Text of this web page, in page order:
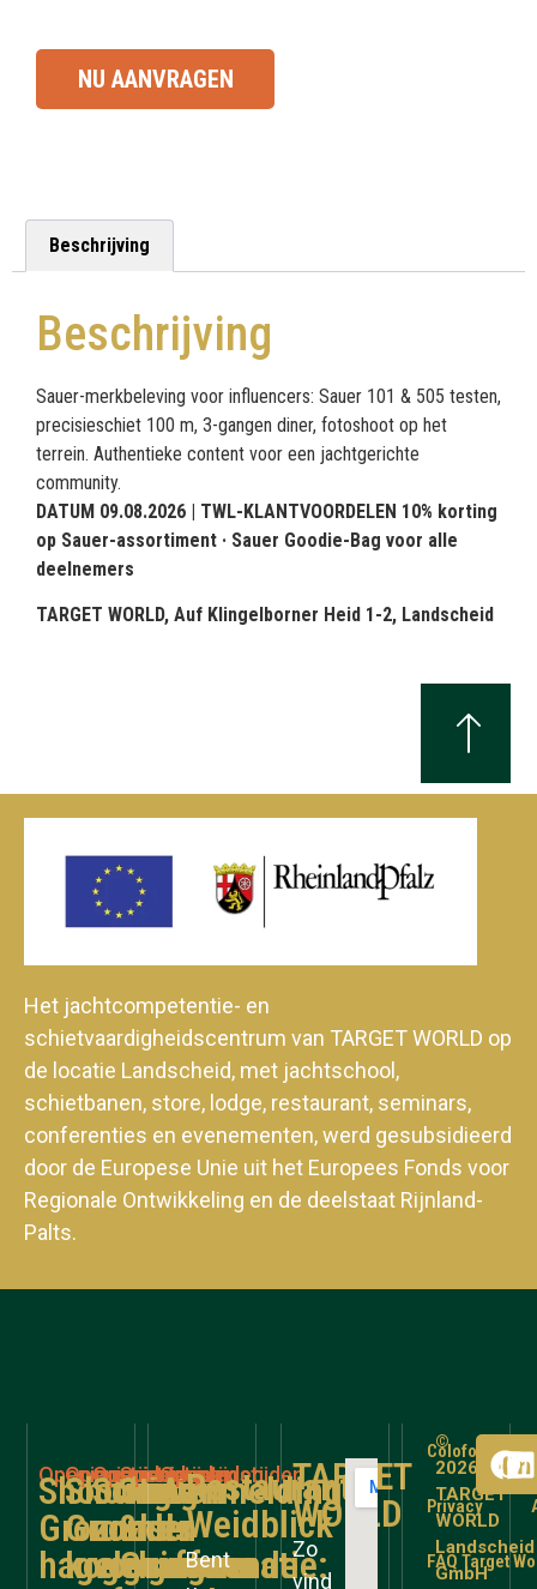
NU AANVRAGEN
Beschrijving
Beschrijving
Sauer-merkbeleving voor influencers: Sauer 101 & 505 testen,
precisieschiet 100 m, 3-gangen diner, fotoshoot op het
terrein. Authentieke content voor een jachtgerichte
community.
DATUM 09.08.2026 | TWL-KLANTVOORDELEN 10% korting
op Sauer-assortiment · Sauer Goodie-Bag voor alle
deelnemers
TARGET WORLD, Auf Klingelborner Heid 1-2, Landscheid
Het jachtcompetentie- en
schietvaardigheidscentrum van TARGET WORLD op
de locatie Landscheid, met jachtschool,
schietbanen, store, lodge, restaurant, seminars,
conferenties en evenementen, werd gesubsidieerd
door de Europese Unie uit het Europees Fonds voor
Regionale Ontwikkeling en de deelstaat Rijnland-
Palts.
Openingstijden
Shooting
Grounds
hagelgeweer
Openingstijden
Shooting
Grounds
kogelgeweer
Openingstijden
Schieten
zonder
voorafgaande
Openingstijden
Store
&
Gunroom
Openingstijden
Aanmelding
en
informatie:
Restaurant
Weidblick
Bent
TARGET
WORLD
Zo
vind
Colofon
Privacy
FAQ Target
©
2026
TARGET
WORLD
Landscheid
GmbH